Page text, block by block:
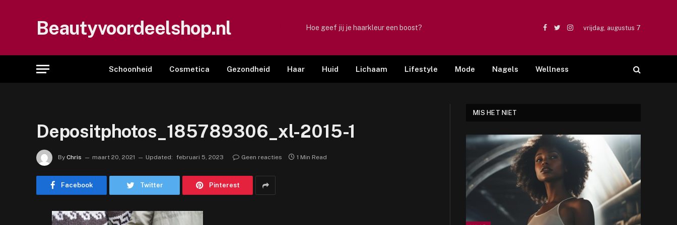
Beautyvoordeelshop.nl Hoe geef jij je haarkleur een boost?
Facebook
TwitterInstagram
vrijdag, augustus 7
Schoonheid Cosmetica Gezondheid Haar Huid Lichaam Lifestyle Mode Nagels Wellness
Depositphotos_185789306_xl-2015-1
By Chris maart 20, 2021 Updated: februari 5, 2023 Geen reacties 1 Min Read
Facebook Twitter Pinterest
MIS HET NIET